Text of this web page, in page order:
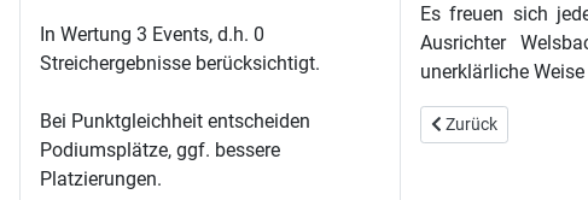
In Wertung 3 Events, d.h. 0
Streichergebnisse berücksichtigt.
Bei Punktgleichheit entscheiden
Podiumsplätze, ggf. bessere
Platzierungen.
Es freuen sich
Ausrichter
unerklärliche
Vorheriger Beitrag:
Zurück